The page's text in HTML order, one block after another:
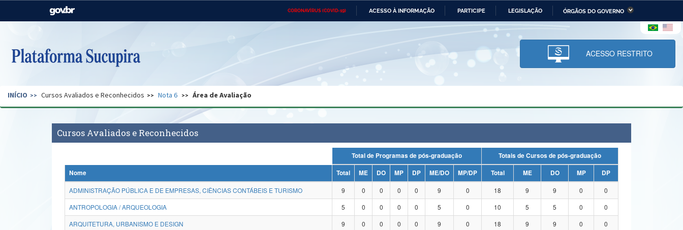
CORONAVÍRUS (COVID-19) ACESSO À INFORMAÇÃO PARTICIPE LEGISLAÇÃO ÓRGÃOS DO GOVERNO
Casa Civil Ministério das Relações Ministério da Economia Ministério da Infraestrutura
Pecuária e Abastecimento
Ministério da Ciência,
Tecnologia, Inovações e
Comunicações
Ministério do Desenvolvimento
Regional e dos Direitos Humanos
Secretaria de Governo Gabinete de Segurança Advocacia-Geral da União Banco Central do Brasil Planalto
ACESSO RESTRITO
INÍCIO Cursos Avaliados e Reconhecidos Nota 6 Área de Avaliação
Cursos Avaliados e Reconhecidos
Total de Programas de pós-graduação
Totais de Cursos de pós-graduação
Nome
Total ME DO MP DP ME/DO MP/DP Total ME DO MP
DP
ADMINISTRAÇÃO PÚBLICA E DE EMPRESAS, CIÊNCIAS CONTÁBEIS E TURISMO
9 0 0 0 0 9 0 18 9 9 0
0
ANTROPOLOGIA / ARQUEOLOGIA
5 0 0 0 0 5 0 10 5 5 0
0
ARQUITETURA, URBANISMO E DESIGN
9 0 0 0 0 9 0 18 9 9 0
0